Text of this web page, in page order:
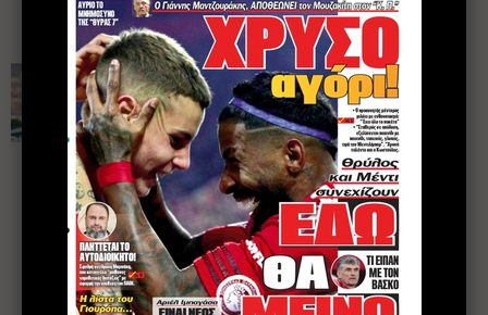
PHOTOLIFE 20 Μαΐου 2021
Μπράβο Μαρία
(μας)!
PHOTOLIFE 9 Ιουνίου 2021
1 2 3